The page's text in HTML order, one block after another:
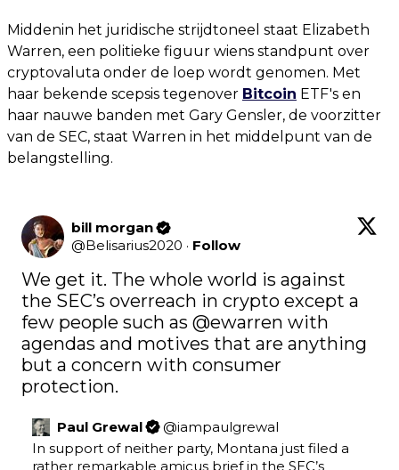
Middenin het juridische strijdtoneel staat Elizabeth
Warren, een politieke figuur wiens standpunt over
cryptovaluta onder de loep wordt genomen. Met
haar bekende scepsis tegenover Bitcoin ETF's en
haar nauwe banden met Gary Gensler, de voorzitter
van de SEC, staat Warren in het middelpunt van de
belangstelling.
bill morgan
@Belisarius2020 · Follow
We get it. The whole world is against
the SEC’s overreach in crypto except a
few people such as @ewarren with
agendas and motives that are anything
but a concern with consumer
protection.
Paul Grewal @iampaulgrewal
In support of neither party, Montana just filed a
rather remarkable amicus brief in the SEC’s